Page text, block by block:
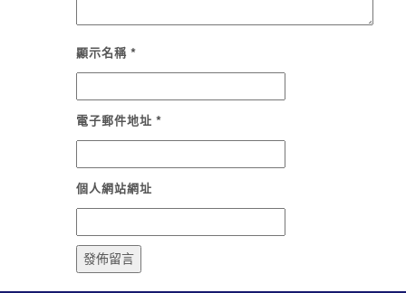
顯示名稱 *
電子郵件地址 *
個人網站網址